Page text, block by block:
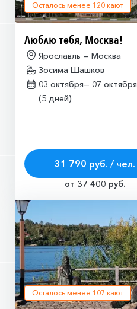
Осталось менее 120 кают
Люблю тебя, Москва!
Ярославль — Москва
Зосима Шашков
03 октября— 07 октября
(5 дней)
31 790 руб. / чел.
от 37 400 руб.
Осталось менее 107 кают